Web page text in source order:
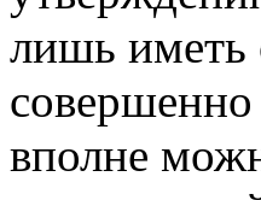
лишь иметь
совершенно
вполне